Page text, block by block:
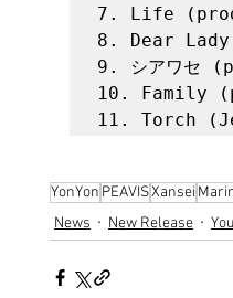
7. Life
8. Dear
9. シアワセ
10. Family
YonYon PEAVISXansei
News
New Release